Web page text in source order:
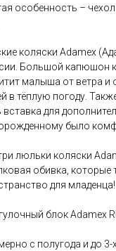
особенность –
коляски Adamex
Большой капюшон
малыша от ветра и
в тёплую погоду.
вставка для
было
люльки коляски
обивка,
для младенца!
блок Adamex
с полугода и до